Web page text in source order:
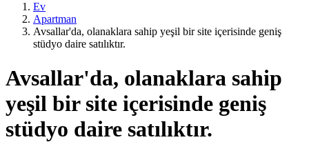
Ev
Apartman
Avsallar'da, olanaklara sahip yeşil bir site içerisinde geniş
stüdyo daire satılıktır.
Avsallar'da, olanaklara sahip
yeşil bir site içerisinde geniş
stüdyo daire satılıktır.